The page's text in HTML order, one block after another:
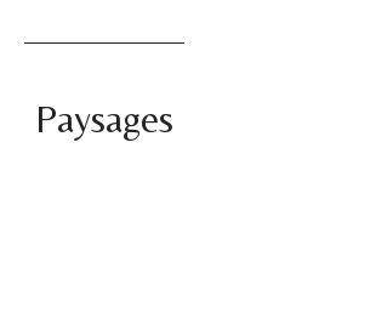
Paysages